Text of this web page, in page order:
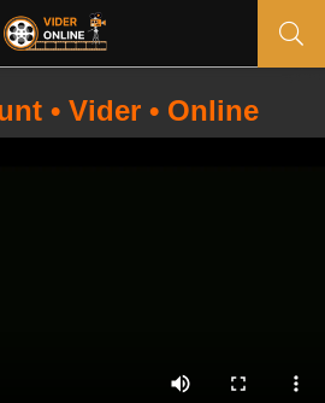
• Vider • Online